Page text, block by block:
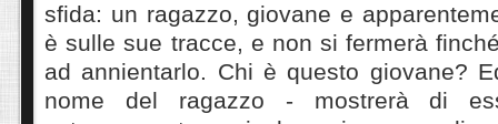
sfida: un ragazzo, giovane e
è sulle sue tracce, e non si fermerà
ad annientarlo. Chi è questo giovane?
nome del ragazzo - mostrerà di